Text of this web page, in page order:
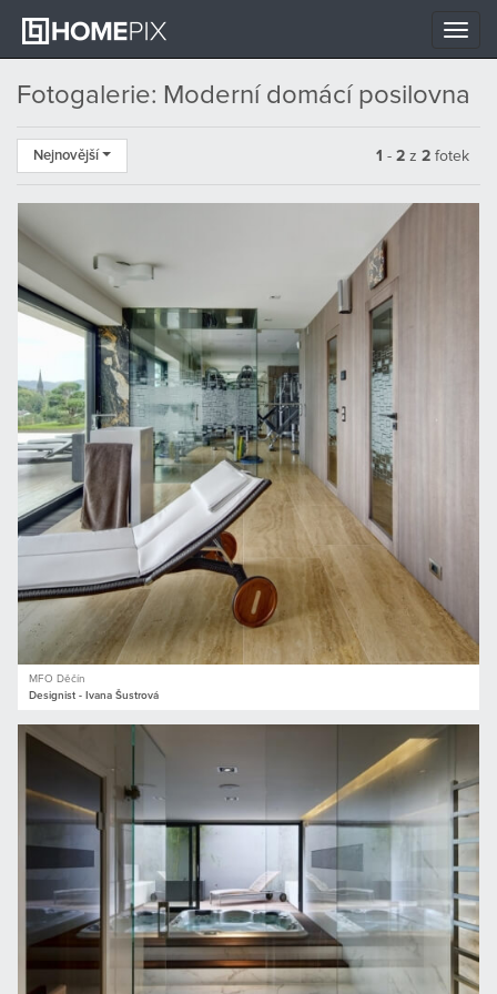
Toggle
Fotogalerie: Moderní domácí posilovna
Nejnovější 1 - 2 z 2 fotek
MFO Děčín
Designist - Ivana Šustrová